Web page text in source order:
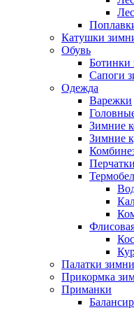
Катушки
Обувь
Ботинки
Сапоги
Одежда
Варежки
Зимние
Зимние
Палатки
Прикормка
Приманки